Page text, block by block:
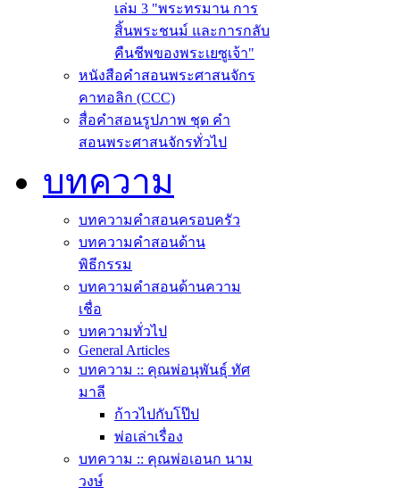
เล่ม 3 "พระทรมาน การ
สิ้นพระชนม์ และการกลับ
คืนชีพของพระเยซูเจ้า"
หนังสือคำสอนพระศาสนจักร
คาทอลิก (CCC)
สื่อคำสอนรูปภาพ ชุด คำ
สอนพระศาสนจักรทั่วไป
บทความ
บทความคำสอนครอบครัว
บทความคำสอนด้าน
พิธีกรรม
บทความคำสอนด้านความ
เชื่อ
บทความทั่วไป
General Articles
บทความ :: คุณพ่อนุพันธุ์ ทัศ
มาลี
ก้าวไปกับโป๊ป
พ่อเล่าเรื่อง
บทความ :: คุณพ่อเอนก นาม
วงษ์